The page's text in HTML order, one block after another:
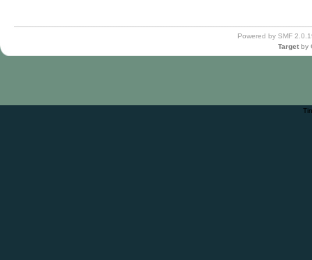
Powered by SMF
Target by